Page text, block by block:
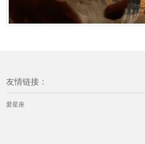
友情链接：
爱星座